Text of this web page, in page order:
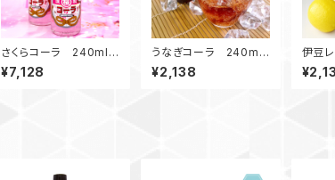
さくらコーラ 240mlビ
ン / 20本入
¥7,128
うなぎコーラ 240ml
/ 6本入
¥2,138
伊豆
40ml